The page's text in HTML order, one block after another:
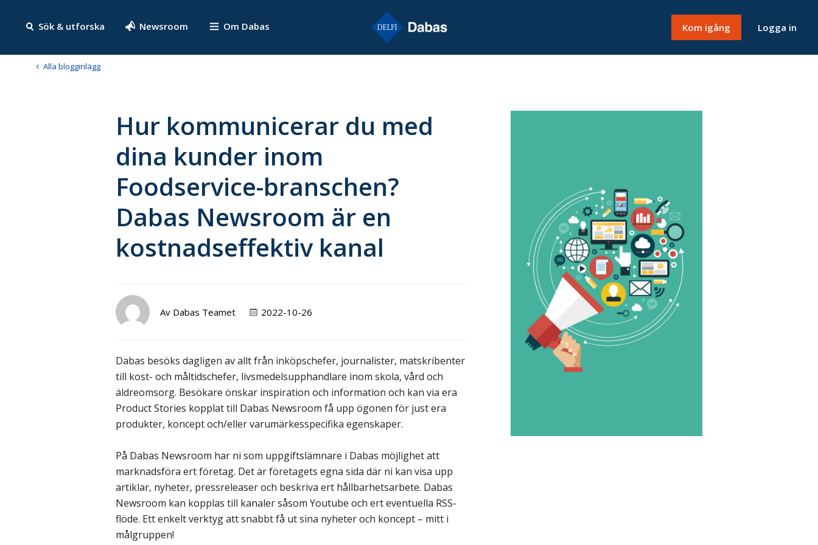
Sök & utforska Newsroom Om Dabas Kom igång Logga in
Alla blogginlägg
Hur kommunicerar du med
dina kunder inom
Foodservice-branschen?
Dabas Newsroom är en
kostnadseffektiv kanal
Av Dabas Teamet 2022-10-26
Dabas besöks dagligen av allt från inköpschefer, journalister, matskribenter
till kost- och måltidschefer, livsmedelsupphandlare inom skola, vård och
äldreomsorg. Besökare önskar inspiration och information och kan via era
Product Stories kopplat till Dabas Newsroom få upp ögonen för just era
produkter, koncept och/eller varumärkesspecifika egenskaper.
På Dabas Newsroom har ni som uppgiftslämnare i Dabas möjlighet att
marknadsföra ert företag. Det är företagets egna sida där ni kan visa upp
artiklar, nyheter, pressreleaser och beskriva ert hållbarhetsarbete. Dabas
Newsroom kan kopplas till kanaler såsom Youtube och ert eventuella RSS-
flöde. Ett enkelt verktyg att snabbt få ut sina nyheter och koncept – mitt i
målgruppen!